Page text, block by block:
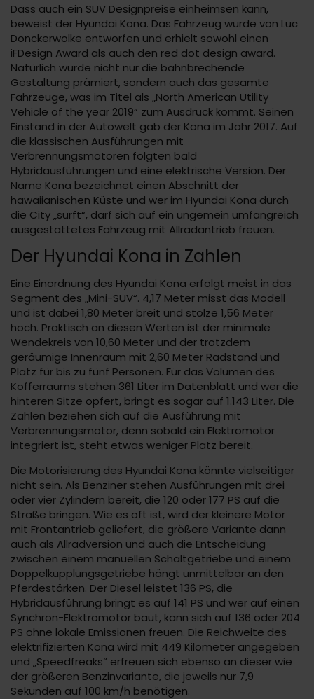
Dass auch ein SUV Designpreise einheimsen kann,
beweist der Hyundai Kona. Das Fahrzeug wurde von Luc
Donckerwolke entworfen und erhielt sowohl einen
iFDesign Award als auch den red dot design award.
Natürlich wurde nicht nur die bahnbrechende
Gestaltung prämiert, sondern auch das gesamte
Fahrzeuge, was im Titel als „North American Utility
Vehicle of the year 2019“ zum Ausdruck kommt. Seinen
Einstand in der Autowelt gab der Kona im Jahr 2017. Auf
die klassischen Ausführungen mit
Verbrennungsmotoren folgten bald
Hybridausführungen und eine elektrische Version. Der
Name Kona bezeichnet einen Abschnitt der
hawaiianischen Küste und wer im Hyundai Kona durch
die City „surft“, darf sich auf ein ungemein umfangreich
ausgestattetes Fahrzeug mit Allradantrieb freuen.
Der Hyundai Kona in Zahlen
Eine Einordnung des Hyundai Kona erfolgt meist in das
Segment des „Mini-SUV“. 4,17 Meter misst das Modell
und ist dabei 1,80 Meter breit und stolze 1,56 Meter
hoch. Praktisch an diesen Werten ist der minimale
Wendekreis von 10,60 Meter und der trotzdem
geräumige Innenraum mit 2,60 Meter Radstand und
Platz für bis zu fünf Personen. Für das Volumen des
Kofferraums stehen 361 Liter im Datenblatt und wer die
hinteren Sitze opfert, bringt es sogar auf 1.143 Liter. Die
Zahlen beziehen sich auf die Ausführung mit
Verbrennungsmotor, denn sobald ein Elektromotor
integriert ist, steht etwas weniger Platz bereit.
Die Motorisierung des Hyundai Kona könnte vielseitiger
nicht sein. Als Benziner stehen Ausführungen mit drei
oder vier Zylindern bereit, die 120 oder 177 PS auf die
Straße bringen. Wie es oft ist, wird der kleinere Motor
mit Frontantrieb geliefert, die größere Variante dann
auch als Allradversion und auch die Entscheidung
zwischen einem manuellen Schaltgetriebe und einem
Doppelkupplungsgetriebe hängt unmittelbar an den
Pferdestärken. Der Diesel leistet 136 PS, die
Hybridausführung bringt es auf 141 PS und wer auf einen
Synchron-Elektromotor baut, kann sich auf 136 oder 204
PS ohne lokale Emissionen freuen. Die Reichweite des
elektrifizierten Kona wird mit 449 Kilometer angegeben
und „Speedfreaks“ erfreuen sich ebenso an dieser wie
der größeren Benzinvariante, die jeweils nur 7,9
Sekunden auf 100 km/h benötigen.